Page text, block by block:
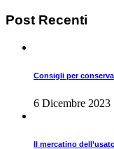
Post Recenti
Consigli per
6 Dicembre 2023
Il mercatino